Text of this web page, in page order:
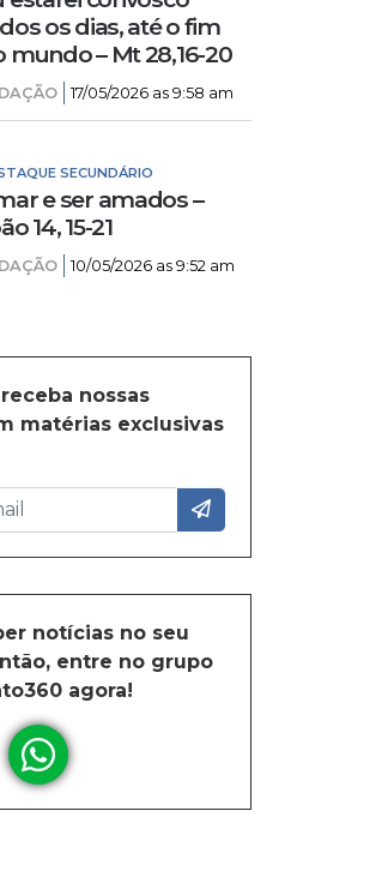
os dias, até o fim
mundo – Mt 28,16-20
17/05/2026 as 9:58 am
SECUNDÁRIO
e ser amados –
14, 15-21
10/05/2026 as 9:52 am
nossas
matérias exclusivas
notícias no seu
entre no grupo
agora!